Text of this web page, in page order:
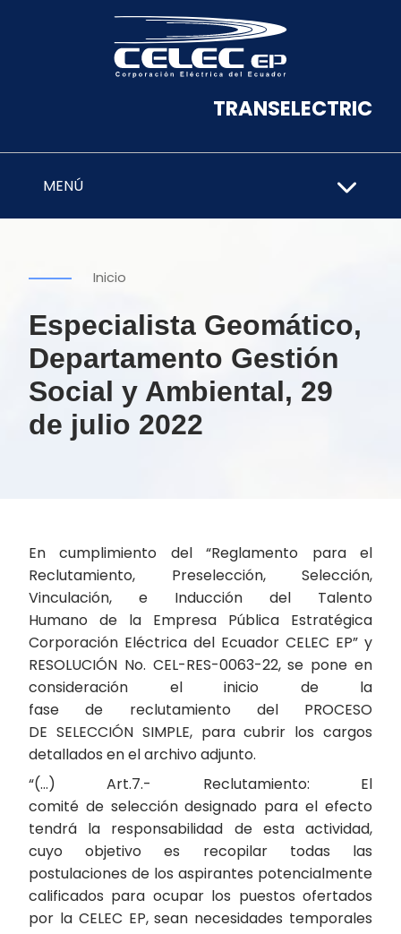
TRANSELECTRIC
MENÚ
Inicio
Especialista Geomático,
Departamento Gestión
Social y Ambiental, 29
de julio 2022
En cumplimiento del “Reglamento para el
Reclutamiento, Preselección, Selección,
Vinculación, e Inducción del Talento
Humano de la Empresa Pública Estratégica
Corporación Eléctrica del Ecuador CELEC EP” y
RESOLUCIÓN No. CEL-RES-0063-22, se pone en
consideración el inicio de la
fase de reclutamiento del PROCESO
DE SELECCIÓN SIMPLE, para cubrir los cargos
detallados en el archivo adjunto.
“(…) Art.7.- Reclutamiento: El
comité de selección designado para el efecto
tendrá la responsabilidad de esta actividad,
cuyo objetivo es recopilar todas las
postulaciones de los aspirantes potencialmente
calificados para ocupar los puestos ofertados
por la CELEC EP, sean necesidades temporales